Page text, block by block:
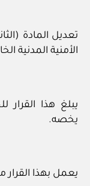
تعديل المادة
الأمنية المدنية
يبلغ هذا القرار
يخصه.
يعمل بهذا القرار